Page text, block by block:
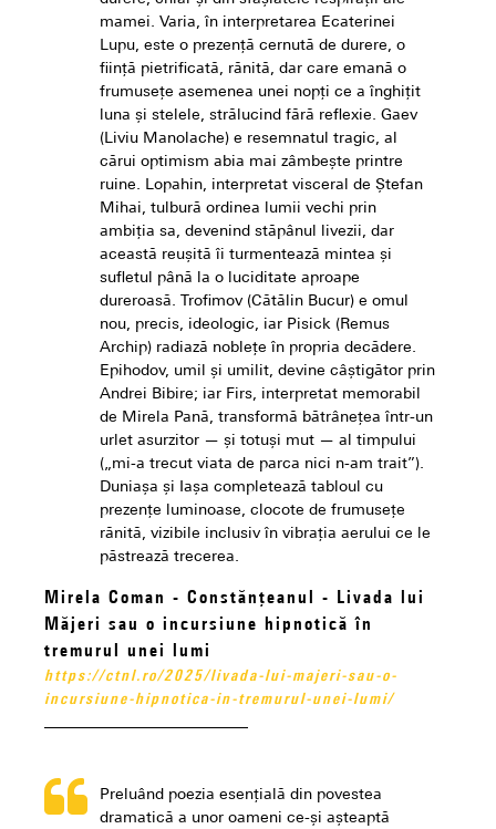
mamei. Varia, în interpretarea Ecaterinei
Lupu, este o prezență cernută de durere, o
ființă pietrificată, rănită, dar care emană o
frumusețe asemenea unei nopți ce a înghițit
luna și stelele, strălucind fără reflexie. Gaev
(Liviu Manolache) e resemnatul tragic, al
cărui optimism abia mai zâmbește printre
ruine. Lopahin, interpretat visceral de Ștefan
Mihai, tulbură ordinea lumii vechi prin
ambiția sa, devenind stăpânul livezii, dar
această reușită îi turmentează mintea și
sufletul până la o luciditate aproape
dureroasă. Trofimov (Cătălin Bucur) e omul
nou, precis, ideologic, iar Pisick (Remus
Archip) radiază noblețe în propria decădere.
Epihodov, umil și umilit, devine câștigător prin
Andrei Bibire; iar Firs, interpretat memorabil
de Mirela Pană, transformă bătrânețea într-un
urlet asurzitor — și totuși mut — al timpului
(„mi-a trecut viata de parca nici n-am trait”).
Duniașa și Iașa completează tabloul cu
prezențe luminoase, clocote de frumusețe
rănită, vizibile inclusiv în vibrația aerului ce le
păstrează trecerea.
Mirela Coman - Constănțeanul - Livada lui
Măjeri sau o incursiune hipnotică în
tremurul unei lumi
https://ctnl.ro/2025/livada-lui-majeri-sau-o-
incursiune-hipnotica-in-tremurul-unei-lumi/
Preluând poezia esențială din povestea
dramatică a unor oameni ce-și așteaptă